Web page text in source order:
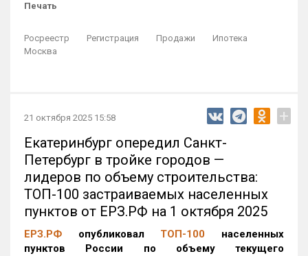
Печать
Росреестр Регистрация Продажи
Ипотека
Москва
21 октября 2025 15:58 +
Екатеринбург опередил Санкт-
Петербург в тройке городов —
лидеров по объему строительства:
ТОП-100 застраиваемых населенных
пунктов от ЕРЗ.РФ на 1 октября 2025
ЕРЗ.РФ опубликовал ТОП-100 населенных
пунктов России по объему текущего